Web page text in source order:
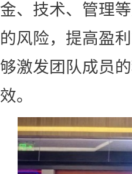
金、技术、管理
的风险，提高盈
够激发团队成员
效。